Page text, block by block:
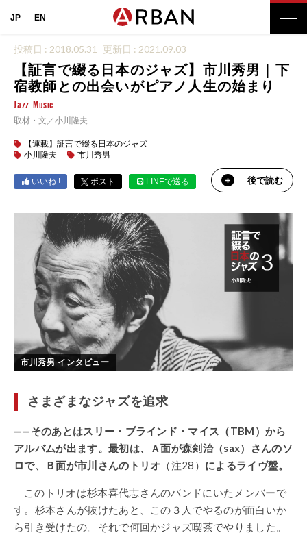
JP EN
投稿日 : 2018.05.31 更新日 : 2021.09.03
【証言で綴る日本のジャズ】市川秀男｜下
宿教師との出会いがピアノ人生の始まり
Jazz Music
取材・文／小川隆夫
【連載】証言で綴る日本のジャズ
小川隆夫
市川秀男
いいね ! ポスト LINEで送る 後で読む
市川秀男 インタビュー
さまざまなジャズを追求
——そのあとはスリー・ブラインド・マイス（TBM）から
アルバムが出ます。最初は、Ａ面が森剣治（sax）さんのソ
ロで、Ｂ面が市川さんのトリオ （注28） によるライヴ盤。
このトリオは杉本喜代志さんのバンドにいたメンバーで
す。杉本さんが抜けたあと、この３人でやるのが面白いか
ら引き受けたの。それで何回かジャズ喫茶でやりました。